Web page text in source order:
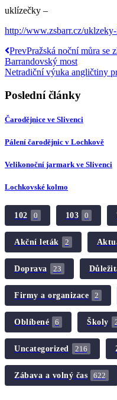
uklízečky –
http://www.zsbarr.cz/
PrevPražská noční můra se
Barrandovský most
Netradiční výuka angličtiny
Poslední články
Čarodějnice ve Slivenci
Pálení čarodějnic v Lochkově
Velikonoční jarmark ve Slivenci
Lochkovské kolmo
102 0 103 0
Akční leták 2
Doprava 23
Firmy a organizace 2
Oblíbené 6 Školy
Uncategorized 216
Zábava a volný čas 622